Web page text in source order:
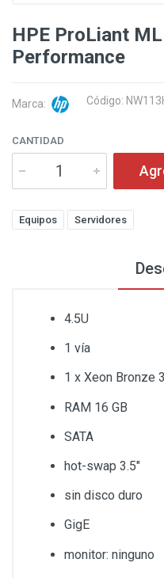
HPE ProLiant
Performance
Marca: Código:
CANTIDAD
Equipos Servidores
4.5U
1 vía
1 x Xeon Bronze
RAM 16 GB
SATA
hot-swap 3.5"
sin disco duro
GigE
monitor: ninguno